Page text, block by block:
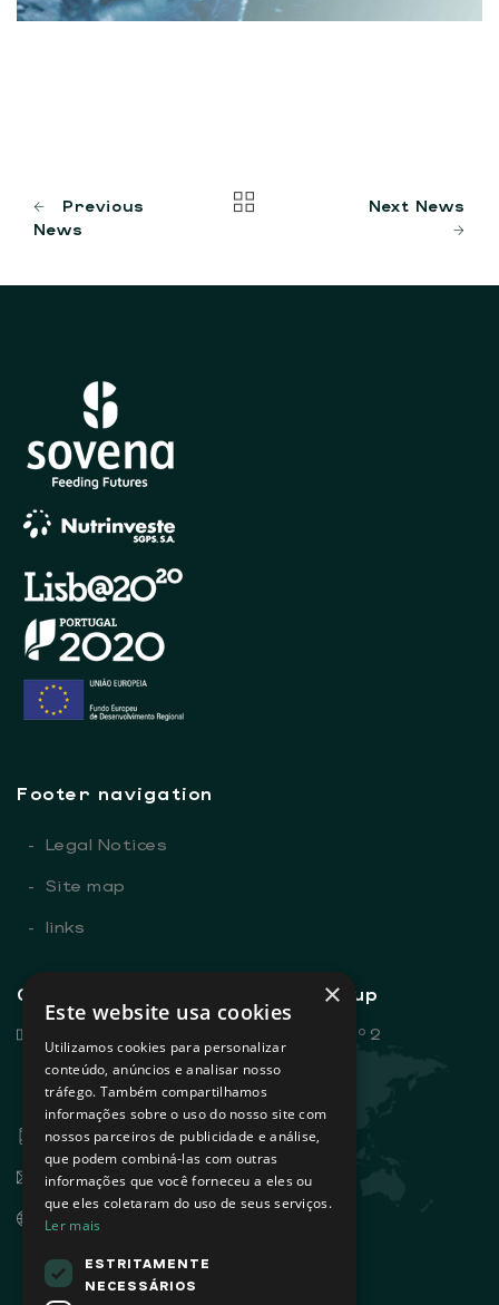
Previous
News
Next News
Footer navigation
- Legal Notices
- Site map
- links
General contacts - Sovena Group
Rua Dr. António Loureiro Borges, nº 2
Edifício Arquiparque 2, 3º andar
1495-131 Algés - Portugal
+351 21 412 93 00
info@sovena.pt
www.sovenagroup.com
×
Este website usa cookies
Utilizamos cookies para personalizar
conteúdo, anúncios e analisar nosso
tráfego. Também compartilhamos
informações sobre o uso do nosso site com
nossos parceiros de publicidade e análise,
que podem combiná-las com outras
informações que você forneceu a eles ou
que eles coletaram do uso de seus serviços.
Ler mais
ESTRITAMENTE
NECESSÁRIOS